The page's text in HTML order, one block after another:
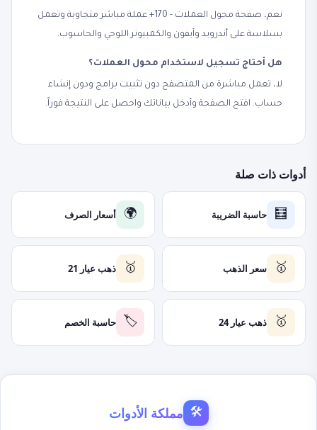
نعم، صفحة محول العملات - 170+ عملة مباشر متجاوبة وتعمل
بسلاسة على أندرويد وآيفون والكمبيوتر اللوحي والحاسوب.
هل أحتاج تسجيل لاستخدام محول العملات؟
لا، تعمل مباشرة من المتصفح دون تثبيت برامج ودون إنشاء
حساب. افتح الصفحة وأدخل بياناتك واحصل على النتيجة فوراً.
أدوات ذات صلة
🧮 حاسبة الضريبة 🌍 أسعار الصرف
🥇 سعر الذهب 🥇 ذهب عيار 21
🥇 ذهب عيار 24 🏷️ حاسبة الخصم
🛠 مملكة الأدوات